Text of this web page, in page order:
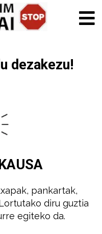
dezakezu!
pankartak,
diru guztia
egiteko da.